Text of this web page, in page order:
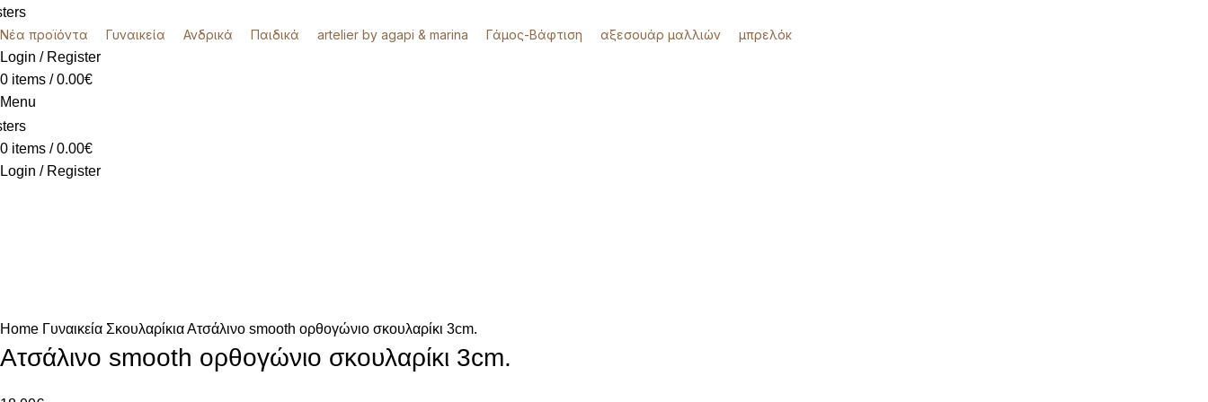
Νέα προϊόντα Γυναικεία Ανδρικά Παιδικά artelier by agapi & marina Γάμος-Βάφτιση αξεσουάρ μαλλιών
μπρελόκ
Login / Register
0 items / 0.00€
Menu
0 items / 0.00€
Login / Register
Home Γυναικεία ΣκουλαρίκιαΑτσάλινο smooth ορθογώνιο σκουλαρίκι 3cm.
Ατσάλινο smooth ορθογώνιο σκουλαρίκι 3cm.